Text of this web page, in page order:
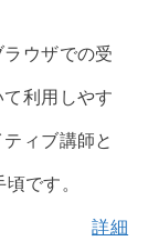
ウザでの受
利用しやす
ィブ講師と
です。
詳細